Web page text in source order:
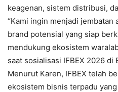
keagenan, sistem distribusi,
“Kami ingin menjadi jembatan
brand potensial yang siap
mendukung ekosistem
saat sosialisasi IFBEX 2026 di
Menurut Karen, IFBEX telah
ekosistem bisnis terpadu